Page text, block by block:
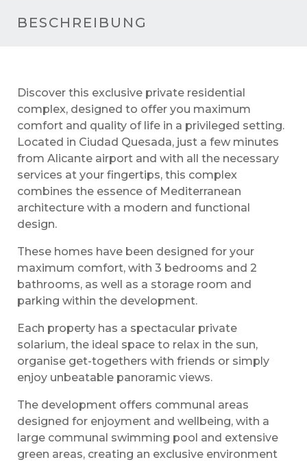
BESCHREIBUNG
Discover this exclusive private residential
complex, designed to offer you maximum
comfort and quality of life in a privileged setting.
Located in Ciudad Quesada, just a few minutes
from Alicante airport and with all the necessary
services at your fingertips, this complex
combines the essence of Mediterranean
architecture with a modern and functional
design.
These homes have been designed for your
maximum comfort, with 3 bedrooms and 2
bathrooms, as well as a storage room and
parking within the development.
Each property has a spectacular private
solarium, the ideal space to relax in the sun,
organise get-togethers with friends or simply
enjoy unbeatable panoramic views.
The development offers communal areas
designed for enjoyment and wellbeing, with a
large communal swimming pool and extensive
green areas, creating an exclusive environment